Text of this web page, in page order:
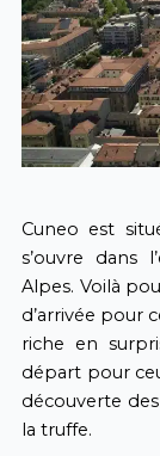
Cuneo est
s’ouvre dans
Alpes. Voilà
d’arrivée pour
riche en
départ pour
découverte
la truffe.